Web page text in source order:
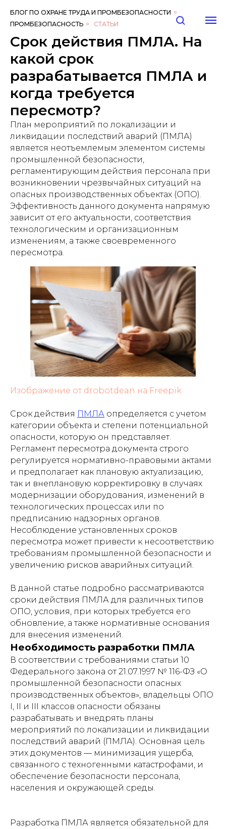
БЛОГ ПО ОХРАНЕ ТРУДА И ПРОМБЕЗОПАСНОСТИ »
ПРОМБЕЗОПАСНОСТЬ » СТАТЬИ
Срок действия ПМЛА. На
какой срок
разрабатывается ПМЛА и
когда требуется
пересмотр?
План мероприятий по локализации и
ликвидации последствий аварий (ПМЛА)
является неотъемлемым элементом системы
промышленной безопасности,
регламентирующим действия персонала при
возникновении чрезвычайных ситуаций на
опасных производственных объектах (ОПО).
Эффективность данного документа напрямую
зависит от его актуальности, соответствия
технологическим и организационным
изменениям, а также своевременного
пересмотра.
Изображение от drobotdean на Freepik
Срок действия ПМЛА определяется с учетом
категории объекта и степени потенциальной
опасности, которую он представляет.
Регламент пересмотра документа строго
регулируется нормативно-правовыми актами
и предполагает как плановую актуализацию,
так и внеплановую корректировку в случаях
модернизации оборудования, изменений в
технологических процессах или по
предписанию надзорных органов.
Несоблюдение установленных сроков
пересмотра может привести к несоответствию
требованиям промышленной безопасности и
увеличению рисков аварийных ситуаций.
В данной статье подробно рассматриваются
сроки действия ПМЛА для различных типов
ОПО, условия, при которых требуется его
обновление, а также нормативные основания
для внесения изменений.
Необходимость разработки ПМЛА
В соответствии с требованиями статьи 10
Федерального закона от 21.07.1997 № 116-ФЗ «О
промышленной безопасности опасных
производственных объектов», владельцы ОПО
I, II и III классов опасности обязаны
разрабатывать и внедрять планы
мероприятий по локализации и ликвидации
последствий аварий (ПМЛА). Основная цель
этих документов — минимизация ущерба,
связанного с техногенными катастрофами, и
обеспечение безопасности персонала,
населения и окружающей среды.
Разработка ПМЛА является обязательной для